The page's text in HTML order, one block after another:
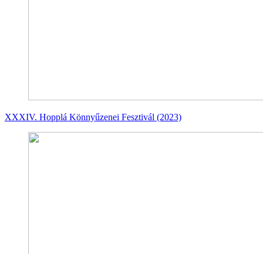
XXXIV. Hopplá Könnyűzenei Fesztivál (2023)